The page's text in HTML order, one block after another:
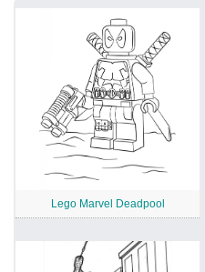
Lego Marvel Deadpool